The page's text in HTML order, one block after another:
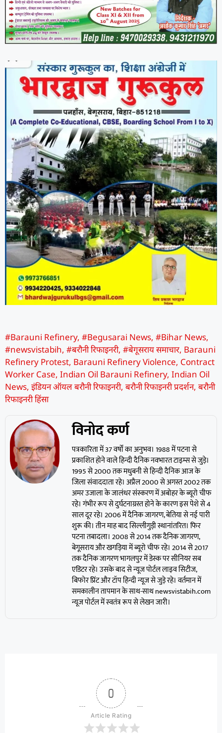
#Barauni Refinery, #Begusarai News, #Bihar News,
#newsvistabih, #बरौनी रिफाइनरी, #बेगूसराय समाचार, Barauni
Refinery Protest, Barauni Refinery Violence, Contract
Worker Case, Indian Oil Barauni Refinery, Indian Oil
News, इंडियन ऑयल बरौनी रिफाइनरी, बरौनी रिफाइनरी प्रदर्शन, बरौनी
रिफाइनरी हिंसा
विनोद कर्ण
पत्रकारिता में 37 वर्षों का अनुभव। 1988 में पटना से
प्रकाशित होने वाले हिन्दी दैनिक नवभारत टाइम्स से जुड़े।
1995 से 2000 तक मधुबनी से हिन्दी दैनिक आज के
जिला संवाददाता रहे। अप्रैल 2000 से अगस्त 2002 तक
अमर उजाला के जालंधर संस्करण में अबोहर के ब्यूरो चीफ
रहे। गंभीर रूप से दुर्घटनाग्रस्त होने के कारण इस पेशे से 4
साल दूर रहे। 2006 में दैनिक जागरण, बेतिया से नई पारी
शुरू की। तीन माह बाद सिल्लीगुड़ी स्थानांतरित। फिर
पटना तबादला। 2008 से 2014 तक दैनिक जागरण,
बेगूसराय और खगड़िया में ब्यूरो चीफ रहे। 2014 से 2017
तक दैनिक जागरण भागलपुर में डेस्क पर सीनियर सब
एडिटर रहे। उसके बाद से न्यूज पोर्टल लाइव सिटीज,
बिफोर प्रिंट और टॉप हिन्दी न्यूज से जुड़े रहे। वर्तमान में
समकालीन तापमान के साथ-साथ newsvistabih.com
न्यूज पोर्टल में स्वतंत्र रूप से लेखन जारी।
0
Article Rating